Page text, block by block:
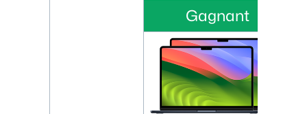
Gagnant